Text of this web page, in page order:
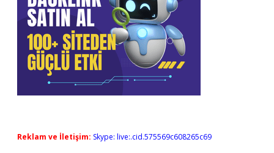
Reklam ve İletişim: Skype: live:.cid.575569c608265c69